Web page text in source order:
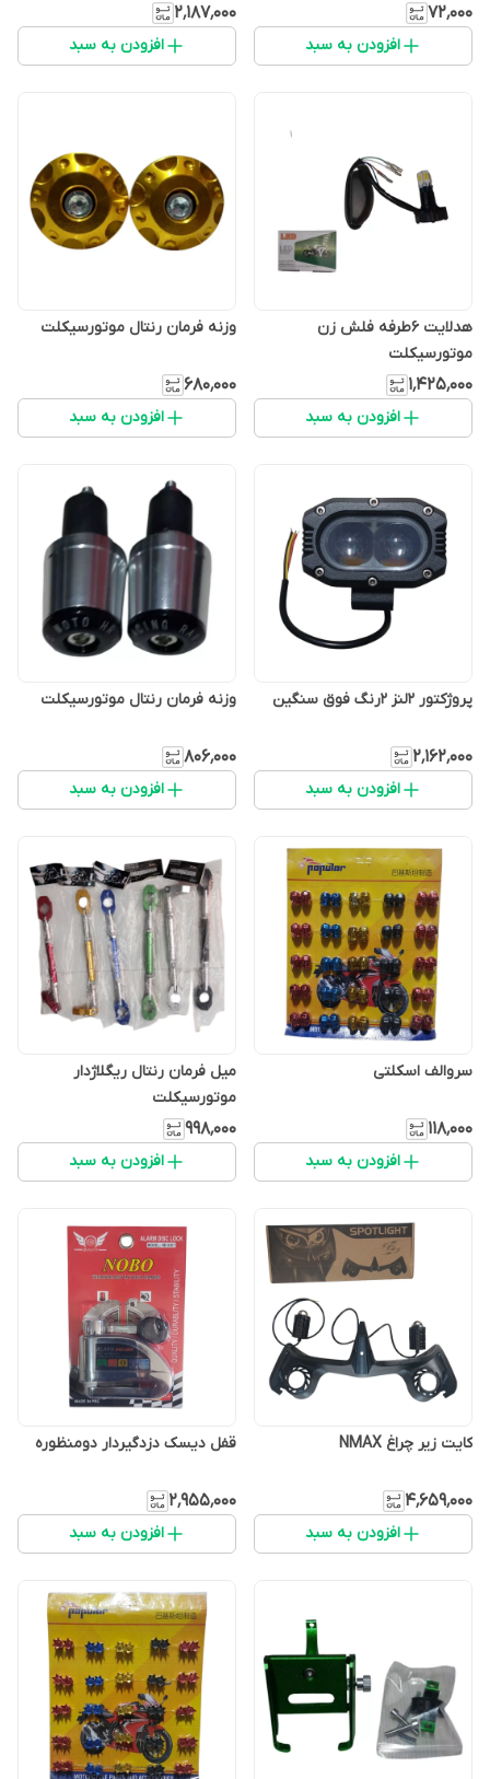
۷۲٬۰۰۰
افزودن به سبد
۲٬۱۸۷٬۰۰۰
افزودن به سبد
هدلایت 6طرفه فلش زن
موتورسیکلت
۱٬۴۲۵٬۰۰۰
افزودن به سبد
وزنه فرمان رنتال موتورسیکلت
۶۸۰٬۰۰۰
افزودن به سبد
پروژکتور 2لنز 2رنگ فوق سنگین
۲٬۱۶۲٬۰۰۰
افزودن به سبد
وزنه فرمان رنتال موتورسیکلت
۸۰۶٬۰۰۰
افزودن به سبد
سروالف اسکلتی
۱۱۸٬۰۰۰
افزودن به سبد
میل فرمان رنتال ریگلاژدار
موتورسیکلت
۹۹۸٬۰۰۰
افزودن به سبد
کایت زیر چراغ NMAX
۴٬۶۵۹٬۰۰۰
افزودن به سبد
قفل دیسک دزدگیردار دومنظوره
۲٬۹۵۵٬۰۰۰
افزودن به سبد